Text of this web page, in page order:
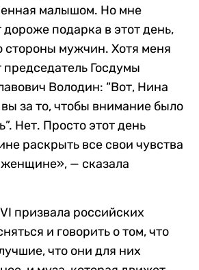
малышом. Но мне
дороже подарка в этот день,
стороны мужчин. Хотя меня
председатель Госдумы
Володин: “Вот, Нина
за то, чтобы внимание было
Нет. Просто этот день
раскрыть все свои чувства
— сказала
призвала российских
и говорить о том, что
что они для них